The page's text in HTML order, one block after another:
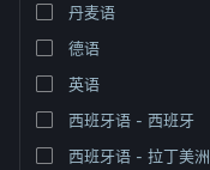
丹麦语
德语
英语
西班牙语 - 西班牙
西班牙语 - 拉丁美洲